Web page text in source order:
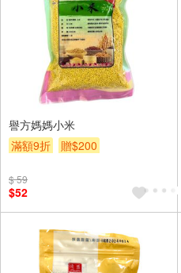
譽方媽媽小米
滿額9折
贈$200
$ 59
$52